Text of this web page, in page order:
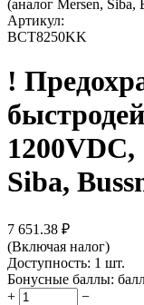
(аналог Mersen, Siba,
Артикул:
BCT8250KK
!
Siba,
7 651.38 ₽
(Включая налог)
Доступность: 1 шт.
Бонусные баллы:
+
−